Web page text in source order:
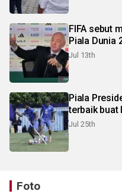
FIFA sebut
Piala Dunia
Jul 13th
Piala
terbaik buat
Jul 25th
Foto